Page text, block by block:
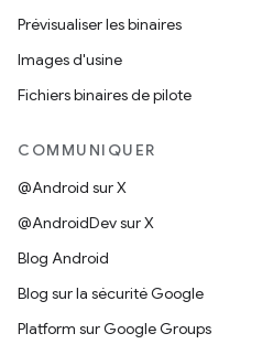
Prévisualiser les binaires
Images d'usine
Fichiers binaires de pilote
COMMUNIQUER
@Android sur X
@AndroidDev sur X
Blog Android
Blog sur la sécurité Google
Platform sur Google Groups